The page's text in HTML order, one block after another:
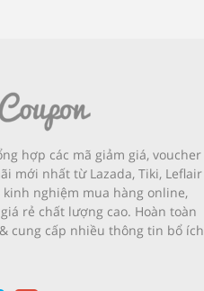
hợp các mã giảm giá, voucher
mới nhất từ Lazada, Tiki, Leflair
kinh nghiệm mua hàng online,
rẻ chất lượng cao. Hoàn toàn
cung cấp nhiều thông tin bổ ích